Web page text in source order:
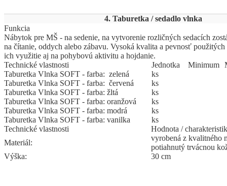
4. Taburetka / sedadlo vlnka
Funkcia
Nábytok pre MŠ - na sedenie, na vytvorenie rozličných sedacích
na čítanie, oddych alebo zábavu. Vysoká kvalita a pevnosť
ich využitie aj na pohybovú aktivitu a hojdanie.
Technické vlastnosti
Jed­not­ka Mi­ni­mum
Taburetka Vlnka SOFT - farba: zelená
ks
Taburetka Vlnka SOFT - farba: červená
ks
Taburetka Vlnka SOFT - farba: žltá
ks
Taburetka Vlnka SOFT - farba: oranžová
ks
Taburetka Vlnka SOFT - farba: modrá
ks
Taburetka Vlnka SOFT - farba: vanilka
ks
Technické vlastnosti
Hodnota /
Materiál:
vyrobená z kvalitného
potiahnutý trvácnou
Výška:
30 cm